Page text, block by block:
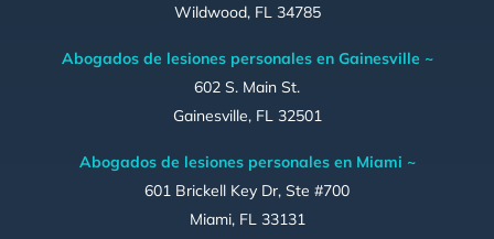
Wildwood, FL 34785
Abogados de lesiones personales en Gainesville ~
602 S. Main St.
Gainesville, FL 32501
Abogados de lesiones personales en Miami ~
601 Brickell Key Dr, Ste #700
Miami, FL 33131